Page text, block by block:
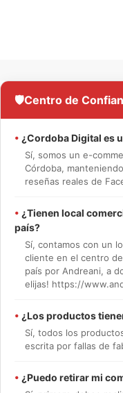
🛡️Centro de
• ¿Cordoba Digital es
Sí, somos un e-
Córdoba,
reseñas reales de
• ¿Tienen local
país?
Sí, contamos con un
cliente en el centro
país por Andreani, a
elijas! https://
• ¿Los productos
Sí, todos los
escrita por fallas de
• ¿Puedo retirar mi